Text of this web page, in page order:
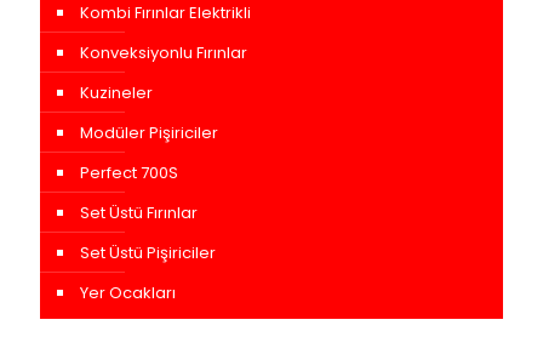
Kombi Fırınlar Elektrikli
Konveksiyonlu Fırınlar
Kuzineler
Modüler Pişiriciler
Perfect 700S
Set Üstü Fırınlar
Set Üstü Pişiriciler
Yer Ocakları